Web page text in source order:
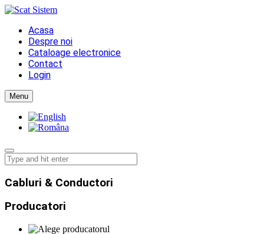
Acasa
Despre noi
Cataloage electronice
Contact
Login
Menu
Cabluri & Conductori
Producatori